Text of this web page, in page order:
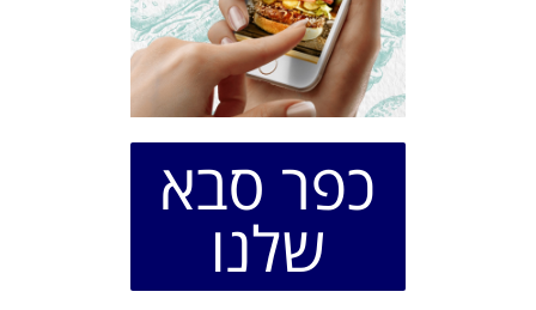
כפר סבא
שלנו